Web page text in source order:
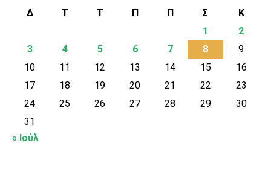
Δ Τ Τ Π Π Σ
Κ
1
2
3
4 5 6 7 8
9
10
11 12 13 14 15
16
17
18 19 20 21 22
23
24
25 26 27 28 29
30
31
« Ιούλ